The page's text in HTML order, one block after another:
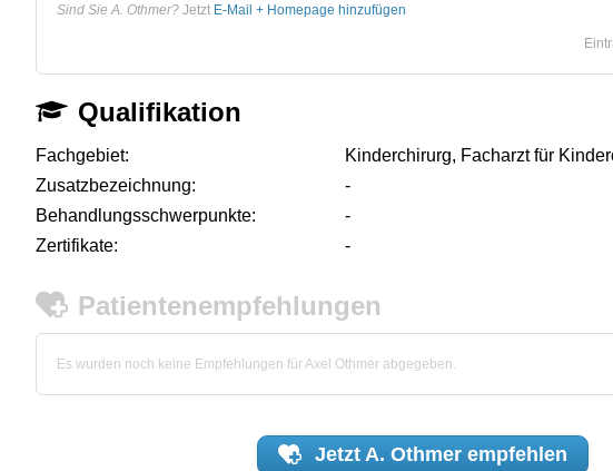
Sind Sie A. Othmer? Jetzt E-Mail + Homepage hinzufügen
Qualifikation
Fachgebiet:
Kinderchirurg, Facharzt für
Zusatzbezeichnung:
-
Behandlungsschwerpunkte:
-
Zertifikate:
-
Patientenempfehlungen
Es wurden noch keine Empfehlungen für Axel Othmer abgegeben.
JetztA. Othmer empfehlen